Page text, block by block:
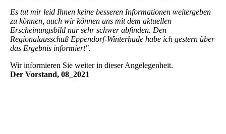
Es tut mir leid Ihnen keine besseren Informationen weitergeben
zu können, auch wir können uns mit dem aktuellen
Erscheinungsbild nur sehr schwer abfinden. Den
Regionalausschuß Eppendorf-Winterhude habe ich gestern über
das Ergebnis informiert".
Wir informieren Sie weiter in dieser Angelegenheit.
Der Vorstand, 08_2021